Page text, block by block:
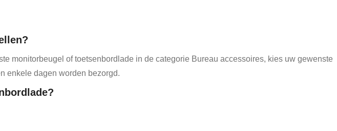
monitorbeugel of toetsenbordlade in de categorie Bureau accessoires, kies uw gewenste
enkele dagen worden bezorgd.